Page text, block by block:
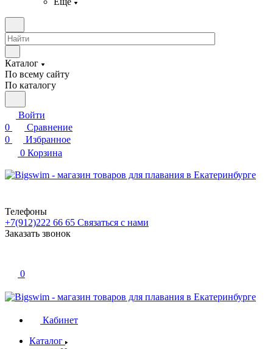
Каталог
По всему сайту
По каталогу
Войти
0
Сравнение
0
Избранное
0 Корзина
Телефоны
+7(912)222 66 65 Связаться с нами
Заказать звонок
0
Кабинет
Каталог